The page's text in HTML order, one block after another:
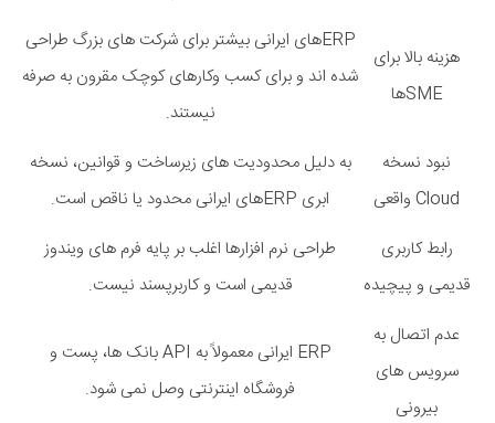
هزینه بالا برای
SMEها
ERPهای ایرانی بیشتر برای شرکت های بزرگ طراحی
شده اند و برای کسب وکارهای کوچک مقرون به صرفه
نیستند.
نبود نسخه
Cloud واقعی
به دلیل محدودیت های زیرساخت و قوانین، نسخه
ابری ERPهای ایرانی محدود یا ناقص است.
رابط کاربری
قدیمی و پیچیده
طراحی نرم افزارها اغلب بر پایه فرم های ویندوز
قدیمی است و کاربرپسند نیست.
عدم اتصال به
سرویس های
بیرونی
ERP ایرانی معمولاً به API بانک ها، پست و
فروشگاه اینترنتی وصل نمی شود.